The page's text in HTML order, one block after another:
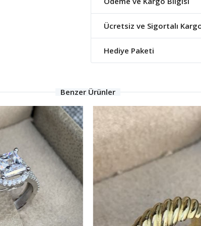
Ücretsiz ve Sigortalı
Hediye Paketi
Benzer Ürünler